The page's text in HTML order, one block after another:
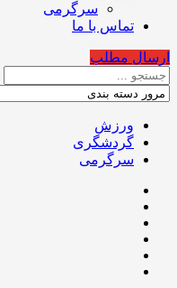
سرگرمی
تماس با ما
ارسال مطلب
ورزش
گردشگری
سرگرمی